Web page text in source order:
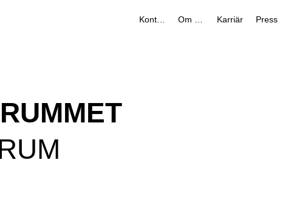
Karriär Press